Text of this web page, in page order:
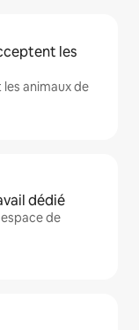
les
animaux de
dédié
de